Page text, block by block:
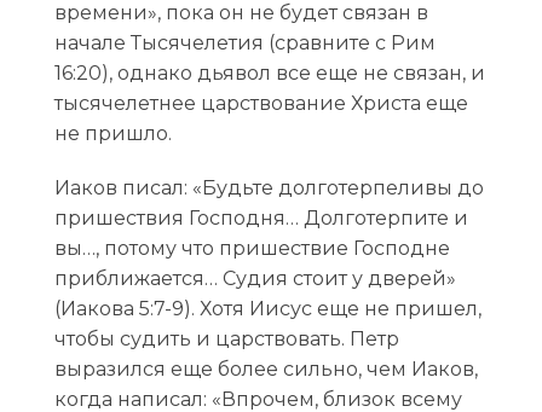
времени», пока он не будет связан в
начале Тысячелетия (сравните с Рим
16:20), однако дьявол все еще не связан, и
тысячелетнее царствование Христа еще
не пришло.
Иаков писал: «Будьте долготерпеливы до
пришествия Господня… Долготерпите и
вы…, потому что пришествие Господне
приближается… Судия стоит у дверей»
(Иакова 5:7-9). Хотя Иисус еще не пришел,
чтобы судить и царствовать. Петр
выразился еще более сильно, чем Иаков,
когда написал: «Впрочем, близок всему